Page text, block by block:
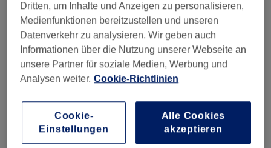
Mehr Salons anzeigen
Dritten, um Inhalte und Anzeigen zu personalisieren,
Medienfunktionen bereitzustellen und unseren
Datenverkehr zu analysieren. Wir geben auch
Informationen über die Nutzung unserer Webseite an
unsere Partner für soziale Medien, Werbung und
Analysen weiter. Cookie-Richtlinien
Cookie-
Einstellungen
Alle Cookies
akzeptieren